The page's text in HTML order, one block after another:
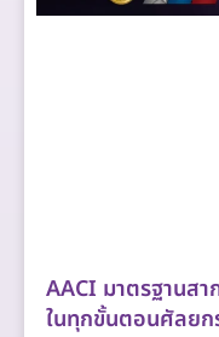
AACI มาตรฐานส
ในทุกขั้นตอนศัลยก